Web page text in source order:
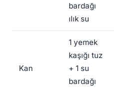
bardağı
ılık su
Kan
1 yemek
kaşığı tuz
+ 1 su
bardağı